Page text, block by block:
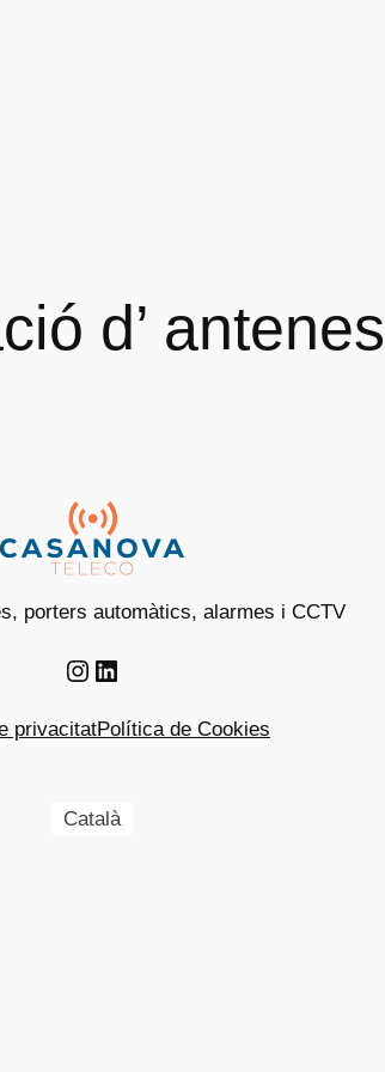
d’ antenes
porters automàtics, alarmes i CCTV
Instagram
LinkedIn
privacitatPolítica de Cookies
Català